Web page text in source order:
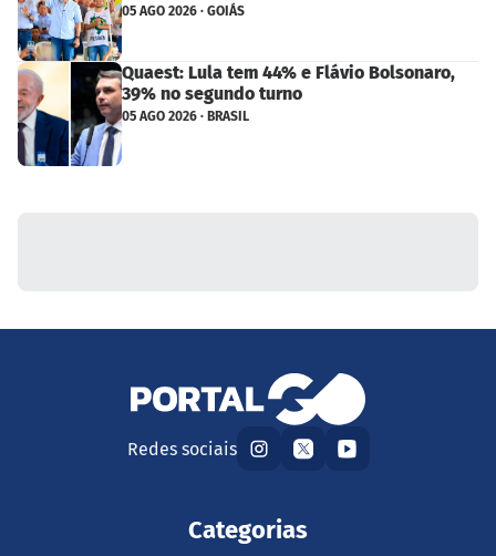
05 AGO 2026 · GOIÁS
Quaest: Lula tem 44% e Flávio Bolsonaro,
39% no segundo turno
05 AGO 2026 · BRASIL
Redes sociais
Categorias